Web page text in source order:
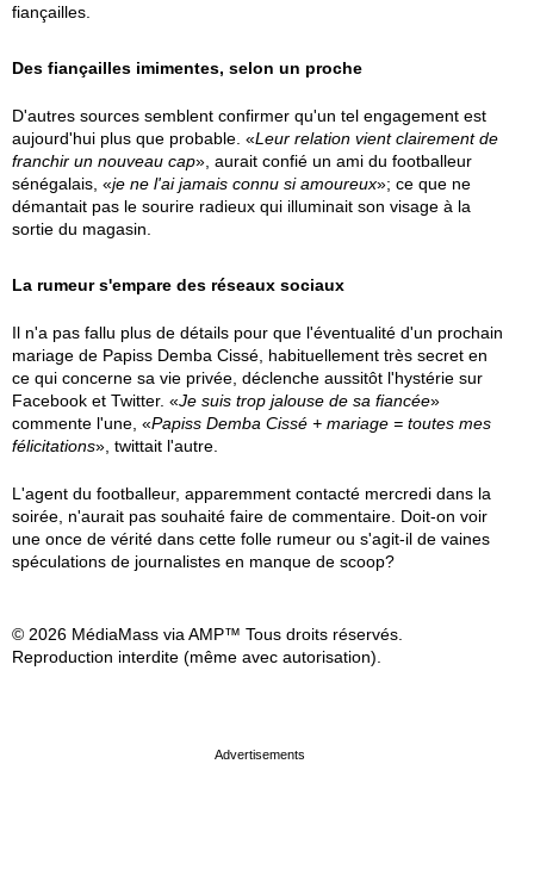
fiançailles.
Des fiançailles imimentes, selon un proche
D'autres sources semblent confirmer qu'un tel engagement est
aujourd'hui plus que probable. «Leur relation vient clairement de
franchir un nouveau cap», aurait confié un ami du footballeur
sénégalais, «je ne l'ai jamais connu si amoureux»; ce que ne
démantait pas le sourire radieux qui illuminait son visage à la
sortie du magasin.
La rumeur s'empare des réseaux sociaux
Il n'a pas fallu plus de détails pour que l'éventualité d'un prochain
mariage de Papiss Demba Cissé, habituellement très secret en
ce qui concerne sa vie privée, déclenche aussitôt l'hystérie sur
Facebook et Twitter. «Je suis trop jalouse de sa fiancée»
commente l'une, «Papiss Demba Cissé + mariage = toutes mes
félicitations», twittait l'autre.
L'agent du footballeur, apparemment contacté mercredi dans la
soirée, n'aurait pas souhaité faire de commentaire. Doit-on voir
une once de vérité dans cette folle rumeur ou s'agit-il de vaines
spéculations de journalistes en manque de scoop?
© 2026 MédiaMass via AMP™ Tous droits réservés.
Reproduction interdite (même avec autorisation).